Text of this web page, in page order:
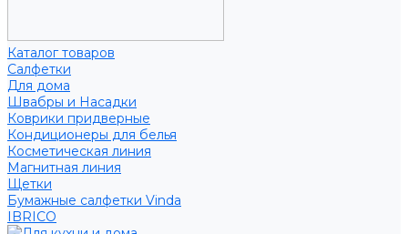
Каталог товаров
Салфетки
Для дома
Швабры и Насадки
Коврики придверные
Кондиционеры для белья
Косметическая линия
Магнитная линия
Щетки
Бумажные салфетки Vinda
IBRICO